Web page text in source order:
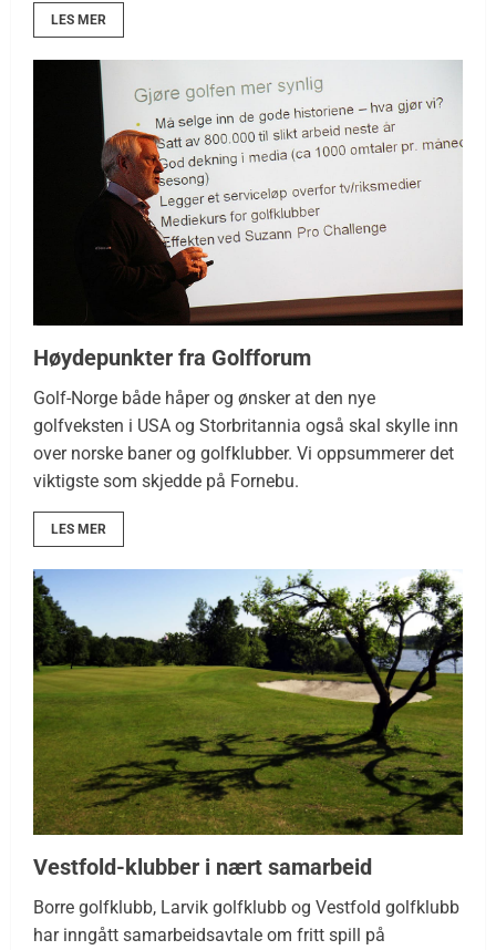
LES MER
Høydepunkter fra Golfforum
Golf-Norge både håper og ønsker at den nye
golfveksten i USA og Storbritannia også skal skylle inn
over norske baner og golfklubber. Vi oppsummerer det
viktigste som skjedde på Fornebu.
LES MER
Vestfold-klubber i nært samarbeid
Borre golfklubb, Larvik golfklubb og Vestfold golfklubb
har inngått samarbeidsavtale om fritt spill på